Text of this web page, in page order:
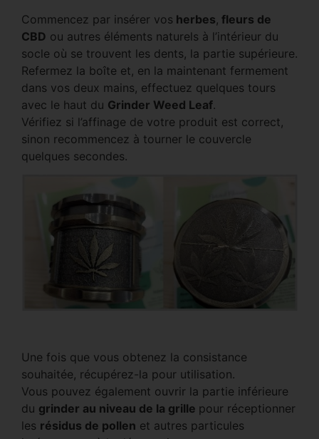
Commencez par insérer vos herbes, fleurs de
CBD ou autres éléments naturels à l’intérieur du
socle où se trouvent les dents, la partie supérieure.
Refermez la boîte et, en la maintenant fermement
dans vos deux mains, effectuez quelques tours
avec le haut du Grinder Weed Leaf.
Vérifiez si l’affinage de votre produit est correct,
sinon recommencez à tourner le couvercle
quelques secondes.
Une fois que vous obtenez la consistance
souhaitée, récupérez-la pour utilisation.
Vous pouvez également ouvrir la partie inférieure
du grinder au niveau de la grille pour réceptionner
les résidus de pollen et autres particules